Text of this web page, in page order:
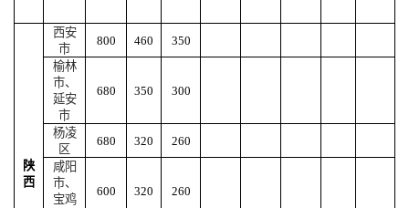
陕
西
西安
市
800 460
350
榆林
市、
延安
市
680 350 300
杨凌
区
680 320
260
咸阳
市、
宝鸡
600 320 260